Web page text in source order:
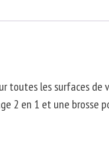
toutes les surfaces de
2 en 1 et une brosse